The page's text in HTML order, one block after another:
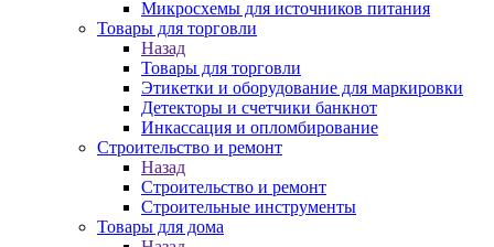
Микросхемы для источников питания
Товары для торговли
Назад
Товары для торговли
Этикетки и оборудование для маркировки
Детекторы и счетчики банкнот
Инкассация и опломбирование
Строительство и ремонт
Назад
Строительство и ремонт
Строительные инструменты
Товары для дома